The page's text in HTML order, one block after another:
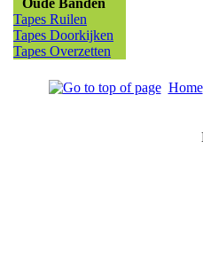
Oude Banden
Tapes Ruilen
Tapes Doorkijken
Tapes Overzetten
Home